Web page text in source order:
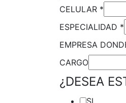
CELULAR *
ESPECIALIDAD *
EMPRESA
CARGO
¿DESEA
SI